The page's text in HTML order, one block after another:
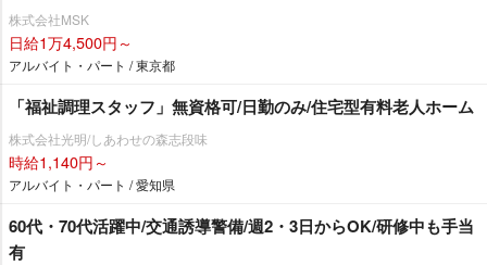
株式会社MSK
日給1万4,500円～
アルバイト・パート / 東京都
「福祉調理スタッフ」無資格可/日勤のみ/住宅型有料老人ホーム
株式会社光明/しあわせの森志段味
時給1,140円～
アルバイト・パート / 愛知県
60代・70代活躍中/交通誘導警備/週2・3日からOK/研修中も手当
有